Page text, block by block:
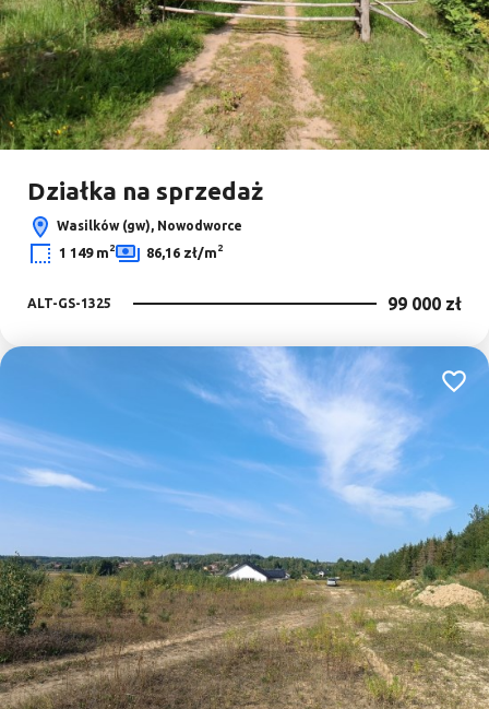
Działka na sprzedaż
Wasilków (gw), Nowodworce
1 149 m2 86,16 zł/m2
ALT-GS-1325 99 000 zł